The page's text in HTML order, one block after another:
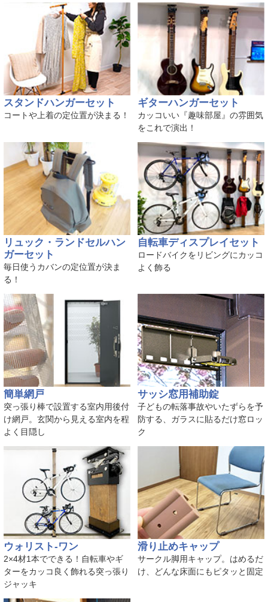
スタンドハンガーセット
コートや上着の定位置が決まる！
ギターハンガーセット
カッコいい『趣味部屋』の雰囲気
をこれで演出！
リュック・ランドセルハン
ガーセット
毎日使うカバンの定位置が決ま
る！
自転車ディスプレイセット
ロードバイクをリビングにカッコ
よく飾る
簡単網戸
突っ張り棒で設置する室内用後付
け網戸。玄関から見える室内を程
よく目隠し
サッシ窓用補助錠
子どもの転落事故やいたずらを予
防する、ガラスに貼るだけ窓ロッ
ク
ウォリスト-ワン
2×4材1本でできる！自転車やギ
ターをカッコ良く飾れる突っ張り
ジャッキ
滑り止めキャップ
サークル脚用キャップ。はめるだ
け、どんな床面にもピタッと固定